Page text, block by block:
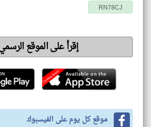
RN78CJ
إقرأ على الموقع
موقع كل يوم على الفيسبوك